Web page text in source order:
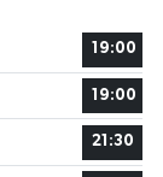
19:00
19:00
21:30